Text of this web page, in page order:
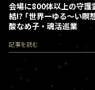
会場に800体以上の守護
結!? ｢世界一ゆる〜い瞑
酸なめ子・魂活巡業
記事を読む